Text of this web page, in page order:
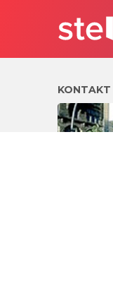
KONTAKT